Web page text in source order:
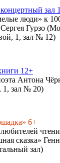
зал
люди» к
Гурзо
1, зал № 12)
12+
Антона
1, зал № 20)
6+
сказка»
зал)